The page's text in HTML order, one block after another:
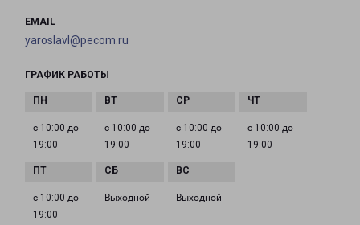
EMAIL
yaroslavl@pecom.ru
ГРАФИК РАБОТЫ
с 10:00 до
19:00
с 10:00 до
19:00
с 10:00 до
19:00
с 10:00 до
19:00
с 10:00 до
19:00
Выходной Выходной